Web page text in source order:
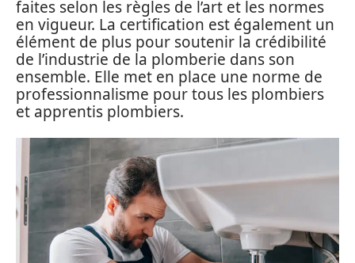
faites selon les règles de l’art et les normes
en vigueur. La certification est également un
élément de plus pour soutenir la crédibilité
de l’industrie de la plomberie dans son
ensemble. Elle met en place une norme de
professionnalisme pour tous les plombiers
et apprentis plombiers.